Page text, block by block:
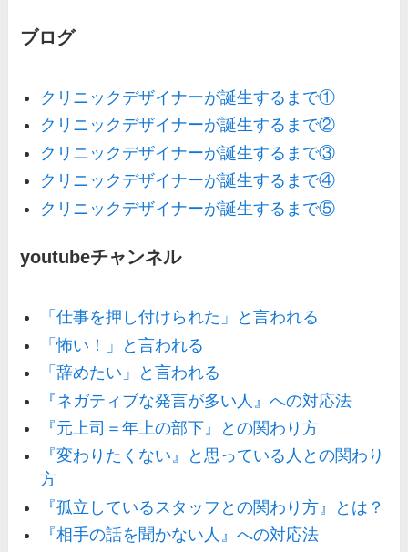
ブログ
クリニックデザイナーが誕生するまで①
クリニックデザイナーが誕生するまで②
クリニックデザイナーが誕生するまで③
クリニックデザイナーが誕生するまで④
クリニックデザイナーが誕生するまで⑤
youtubeチャンネル
「仕事を押し付けられた」と言われる
「怖い！」と言われる
「辞めたい」と言われる
『ネガティブな発言が多い人』への対応法
『元上司＝年上の部下』との関わり方
『変わりたくない』と思っている人との関わり
方
『孤立しているスタッフとの関わり方』とは？
『相手の話を聞かない人』への対応法